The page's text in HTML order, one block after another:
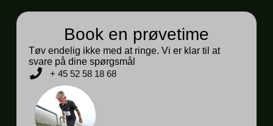
Book en prøvetime
Tøv endelig ikke med at ringe. Vi er klar til at
svare på dine spørgsmål
+ 45 52 58 18 68